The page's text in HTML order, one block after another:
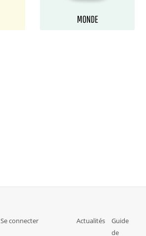
MONDE
Se connecter Actualités
Guide
de